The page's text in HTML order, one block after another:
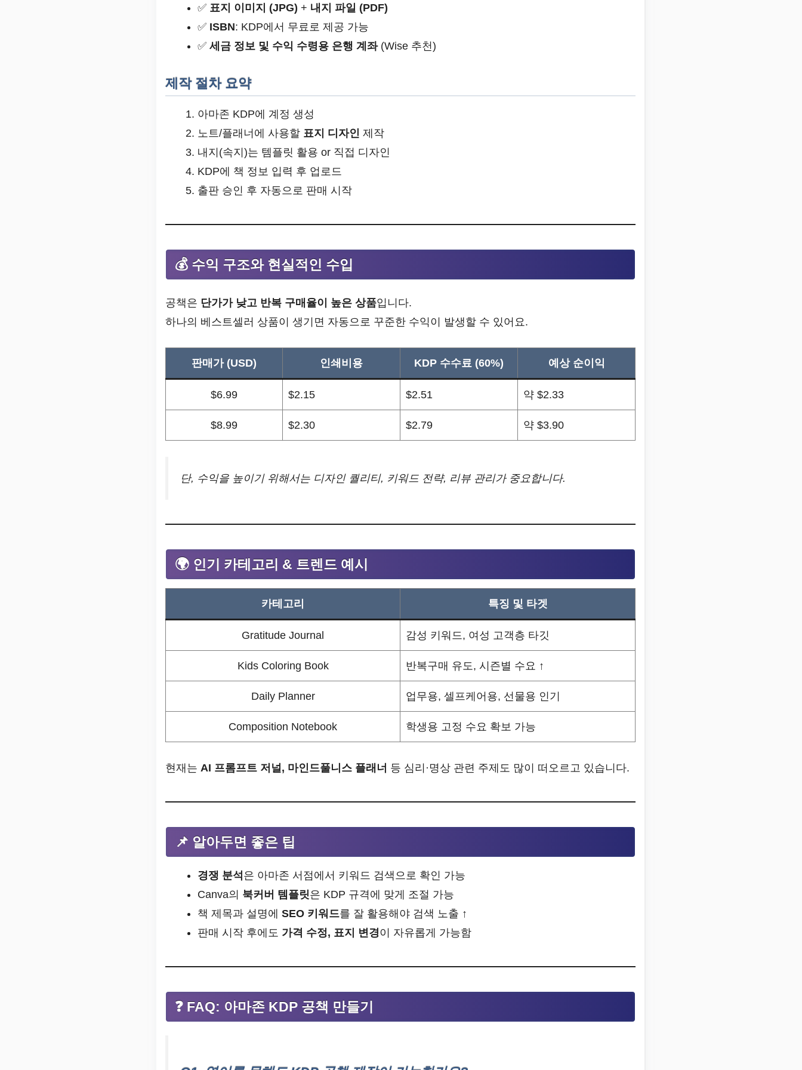
✅ 표지 이미지 (JPG) + 내지 파일 (PDF)
✅ ISBN: KDP에서 무료로 제공 가능
✅ 세금 정보 및 수익 수령용 은행 계좌(Wise 추천)
제작 절차 요약
아마존 KDP에 계정 생성
노트/플래너에 사용할 표지 디자인 제작
내지(속지)는 템플릿 활용 or 직접 디자인
KDP에 책 정보 입력 후 업로드
출판 승인 후 자동으로 판매 시작
💰 수익 구조와 현실적인 수입
공책은 단가가 낮고 반복 구매율이 높은 상품입니다.
하나의 베스트셀러 상품이 생기면 자동으로 꾸준한 수익이 발생할 수 있어요.
판매가 (USD) 인쇄비용 KDP 수수료 (60%) 예상 순이익
$6.99 $2.15 $2.51 약 $2.33
$8.99 $2.30 $2.79 약 $3.90
단, 수익을 높이기 위해서는 디자인 퀄리티, 키워드 전략, 리뷰 관리가 중요합니다.
🌍 인기 카테고리 & 트렌드 예시
카테고리 특징 및 타겟
Gratitude Journal 감성 키워드, 여성 고객층 타깃
Kids Coloring Book 반복구매 유도, 시즌별 수요 ↑
Daily Planner 업무용, 셀프케어용, 선물용 인기
Composition Notebook 학생용 고정 수요 확보 가능
현재는 AI 프롬프트 저널, 마인드풀니스 플래너 등 심리·명상 관련 주제도 많이 떠오르고 있습니다.
📌 알아두면 좋은 팁
경쟁 분석 은 아마존 서점에서 키워드 검색으로 확인 가능
Canva의 북커버 템플릿은 KDP 규격에 맞게 조절 가능
책 제목과 설명에 SEO 키워드를 잘 활용해야 검색 노출 ↑
판매 시작 후에도 가격 수정, 표지 변경이 자유롭게 가능함
❓ FAQ: 아마존 KDP 공책 만들기